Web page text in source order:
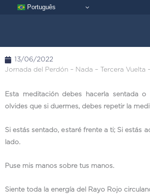
Português
13/06/2022
Jornada del Perdón – Nada – Tercera Vuelta
Esta meditación debes hacerla sentada o
olvides que si duermes, debes repetir la
Si estás sentado, estaré frente a ti; Si estás
lado.
Puse mis manos sobre tus manos.
Siente toda la energía del Rayo Rojo